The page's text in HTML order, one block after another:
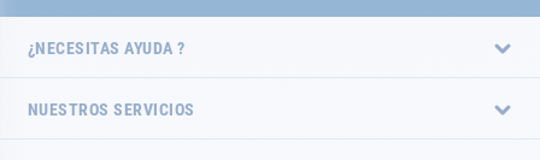
¿NECESITAS AYUDA ?
NUESTROS SERVICIOS